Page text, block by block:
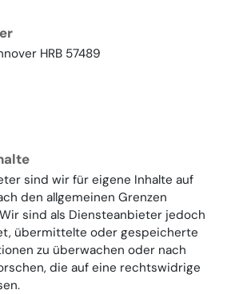
HRB 57489
sind wir für eigene Inhalte auf
den allgemeinen Grenzen
sind als Diensteanbieter jedoch
übermittelte oder gespeicherte
zu überwachen oder nach
die auf eine rechtswidrige